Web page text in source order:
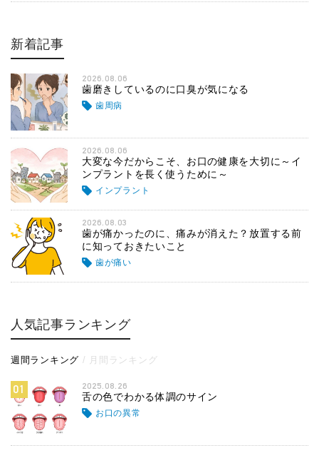
新着記事
2026.08.06
歯磨きしているのに口臭が気になる
歯周病
2026.08.06
大変な今だからこそ、お口の健康を大切に～イ
ンプラントを長く使うために～
インプラント
2026.08.03
歯が痛かったのに、痛みが消えた？放置する前
に知っておきたいこと
歯が痛い
人気記事ランキング
週間ランキング 月間ランキング
01 2025.08.26
舌の色でわかる体調のサイン
お口の異常